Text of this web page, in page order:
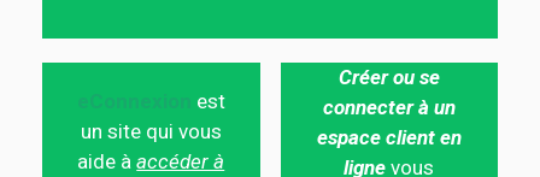
est
un site qui vous
aide àaccéder à
Créer ou se
connecter à un
espace client en
ligne vous